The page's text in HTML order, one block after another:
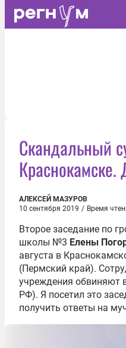
Скандальный
АЛЕКСЕЙ МАЗУРОВ
10 сентября 2019 / Время
Второе заседание по
школы №3 Елены
августа в
(Пермский край).
учреждения обвиняют
РФ). Я посетил это
получить ответы на